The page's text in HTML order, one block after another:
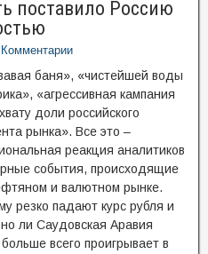
поставило Россию
Комментарии
баня», «чистейшей воды
«агрессивная кампания
доли российского
рынка». Все это –
реакция аналитиков
события, происходящие
и валютном рынке.
резко падают курс рубля и
ли Саудовская Аравия
всего проигрывает в